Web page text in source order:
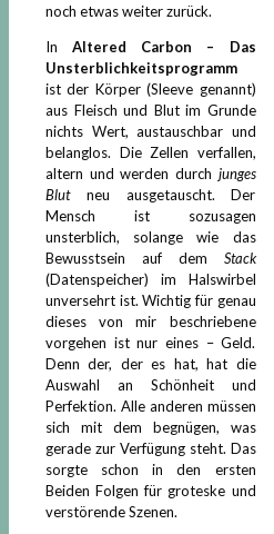
noch etwas weiter zurück.
InAltered Carbon – Das
Unsterblichkeitsprogramm
ist der Körper (Sleeve genannt)
aus Fleisch und Blut im Grunde
nichts Wert, austauschbar und
belanglos. Die Zellen verfallen,
altern und werden durch junges
Blutneu ausgetauscht. Der
Mensch ist sozusagen
unsterblich, solange wie das
Bewusstsein auf dem Stack
(Datenspeicher) im Halswirbel
unversehrt ist. Wichtig für genau
dieses von mir beschriebene
vorgehen ist nur eines – Geld.
Denn der, der es hat, hat die
Auswahl an Schönheit und
Perfektion. Alle anderen müssen
sich mit dem begnügen, was
gerade zur Verfügung steht. Das
sorgte schon in den ersten
Beiden Folgen für groteske und
verstörende Szenen.